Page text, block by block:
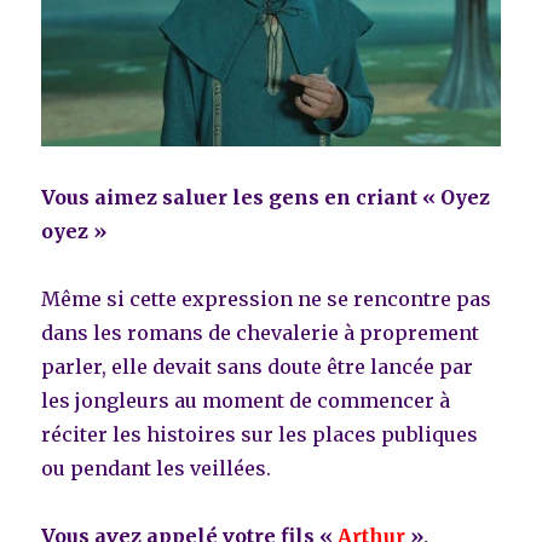
Vous aimez saluer les gens en criant « Oyez
oyez »
Même si cette expression ne se rencontre pas
dans les romans de chevalerie à proprement
parler, elle devait sans doute être lancée par
les jongleurs au moment de commencer à
réciter les histoires sur les places publiques
ou pendant les veillées.
Vous avez appelé votre fils « Arthur »,